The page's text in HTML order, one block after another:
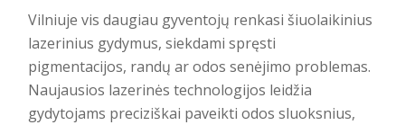
Vilniuje vis daugiau gyventojų renkasi šiuolaikinius
lazerinius gydymus, siekdami spręsti
pigmentacijos, randų ar odos senėjimo problemas.
Naujausios lazerinės technologijos leidžia
gydytojams preciziškai paveikti odos sluoksnius,